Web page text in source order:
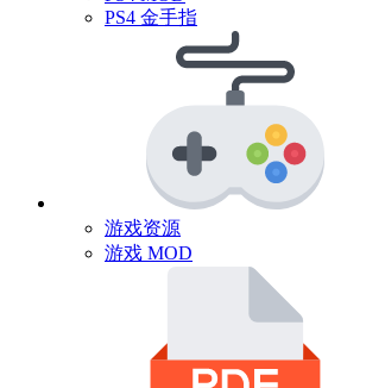
PS4 金手指
游戏资源
游戏 MOD